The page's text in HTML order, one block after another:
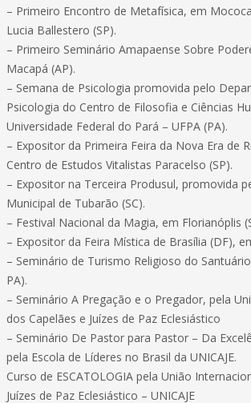
– Primeiro Encontro de Metafísica, em
Lucia Ballestero (SP).
– Primeiro Seminário Amapaense Sobre
Macapá (AP).
– Semana de Psicologia promovida pelo
Psicologia do Centro de Filosofia e Ciências
Universidade Federal do Pará – UFPA (PA).
– Expositor da Primeira Feira da Nova Era de
Centro de Estudos Vitalistas Paracelso (SP).
– Expositor na Terceira Produsul, promovida
Municipal de Tubarão (SC).
– Festival Nacional da Magia, em Florianóplis
– Expositor da Feira Mística de Brasília (DF),
– Seminário de Turismo Religioso do
PA).
– Seminário A Pregação e o Pregador, pela
dos Capelães e Juízes de Paz Eclesiástico
– Seminário De Pastor para Pastor – Da
pela Escola de Líderes no Brasil da UNICAJE.
Curso de ESCATOLOGIA pela União
Juízes de Paz Eclesiástico – UNICAJE